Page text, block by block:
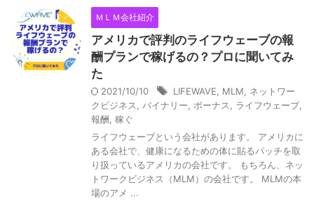
ＭＬＭ会社紹介
アメリカで評判のライフウェーブの報
酬プランで稼げるの？プロに聞いてみ
た
2021/10/10 LIFEWAVE MLM
ネットワー
クビジネス
バイナリー ボーナス ライフウェーブ
報酬 稼ぐ
ライフウェーブという会社があります。 アメリカに
ある会社で、健康になるための体に貼るパッチを取
り扱っているアメリカの会社です。 もちろん、ネッ
トワークビジネス（MLM）の会社です。 MLMの本
場のアメ ...